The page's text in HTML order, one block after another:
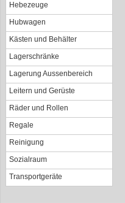
Hebezeuge
Hubwagen
Kästen und Behälter
Lagerschränke
Lagerung Aussenbereich
Leitern und Gerüste
Räder und Rollen
Regale
Reinigung
Sozialraum
Transportgeräte